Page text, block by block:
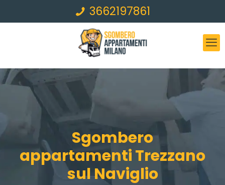
3662197861
Sgombero
appartamenti Trezzano
sul Naviglio